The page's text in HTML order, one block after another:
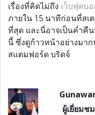
เรื่องที่คิดไม่ถึง เว็บฟุตบ
ภายใน 15 นาทีก่อนที่สเ
ที่สุด และนี่อาจเป็นค่ำคื
นี้ ซึ่งดูก้าวหน้าอย่างมา
สแตมฟอร์ด บริดจ์
ผู้เยี่ยมชม